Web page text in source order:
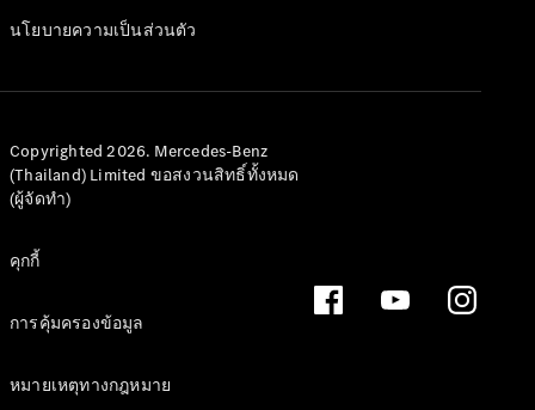
โปรโมชัน
ข้อเสนอ
Electric
2026
นโยบายความเป็นส่วนตัว
Copyrighted 2026. Mercedes-Benz
(Thailand) Limited ขอสงวนสิทธิ์ทั้งหมด
(ผู้จัดทำ)
คุกกี้
การคุ้มครองข้อมูล
หมายเหตุทางกฎหมาย